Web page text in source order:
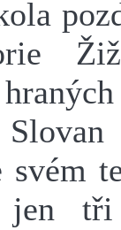
svém
jen tři